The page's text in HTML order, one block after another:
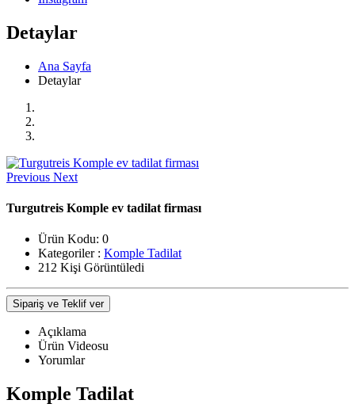
Detaylar
Ana Sayfa
Detaylar
Previous Next
Turgutreis Komple ev tadilat firması
Ürün Kodu: 0
Kategoriler : Komple Tadilat
212 Kişi Görüntüledi
Sipariş ve Teklif ver
Açıklama
Ürün Videosu
Yorumlar
Komple Tadilat